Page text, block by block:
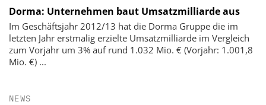
Dorma: Unternehmen baut Umsatzmilliarde aus
Im Geschäftsjahr 2012/13 hat die Dorma Gruppe die im
letzten Jahr erstmalig erzielte Umsatzmilliarde im Vergleich
zum Vorjahr um 3% auf rund 1.032 Mio. € (Vorjahr: 1.001,8
Mio. €) ...
NEWS